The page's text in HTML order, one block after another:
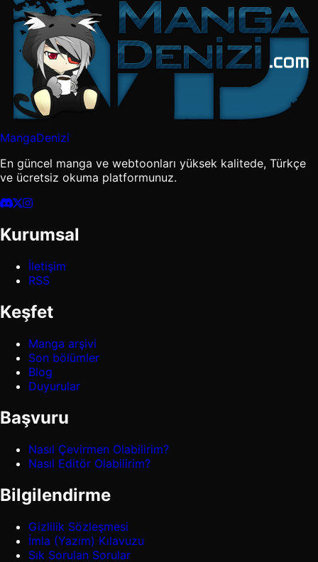
MangaDenizi
En güncel manga ve webtoonları yüksek kalitede, Türkçe
ve ücretsiz okuma platformunuz.
Kurumsal
İletişim
RSS
Keşfet
Manga arşivi
Son bölümler
Blog
Duyurular
Başvuru
Nasıl Çevirmen Olabilirim?
Nasıl Editör Olabilirim?
Bilgilendirme
Gizlilik Sözleşmesi
İmla (Yazım) Kılavuzu
Sık Sorulan Sorular